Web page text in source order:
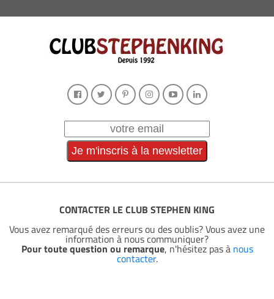
CONTACTER LE CLUB STEPHEN KING
Vous avez remarqué des erreurs ou des oublis? Vous avez une
information à nous communiquer?
Pour toute question ou remarque, n'hésitez pas à nous
contacter.